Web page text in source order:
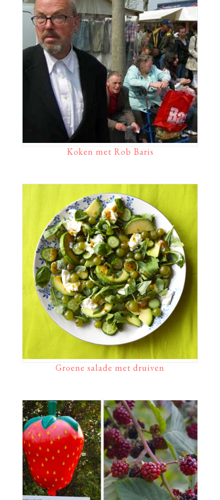
Koken met Rob Baris
Groene salade met druiven